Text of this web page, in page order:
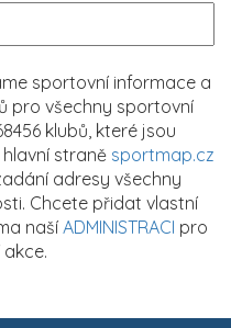
sportovní informace a
pro všechny sportovní
klubů, které jsou
straně sportmap.cz
adresy všechny
Chcete přidat vlastní
naší ADMINISTRACI pro